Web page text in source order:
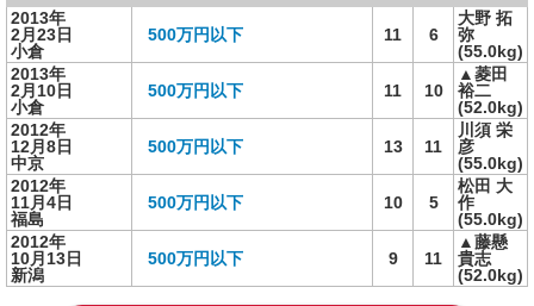
2013年
2月23日
小倉
500万円以下 11 6
大野 拓
弥
(55.0kg)
2013年
2月10日
小倉
500万円以下 11 10
▲菱田
裕二
(52.0kg)
2012年
12月8日
中京
500万円以下 13 11
川須 栄
彦
(55.0kg)
2012年
11月4日
福島
500万円以下 10 5
松田 大
作
(55.0kg)
2012年
10月13日
新潟
500万円以下 9 11
▲藤懸
貴志
(52.0kg)